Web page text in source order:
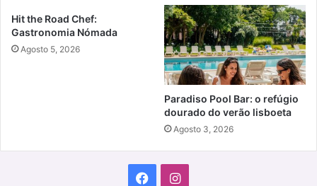
Hit the Road Chef:
Gastronomia Nómada
Agosto 5, 2026
Paradiso Pool Bar: o refúgio
dourado do verão lisboeta
Agosto 3, 2026
FacebookInstagram